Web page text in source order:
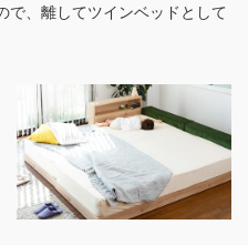
で、離してツインベッドとして